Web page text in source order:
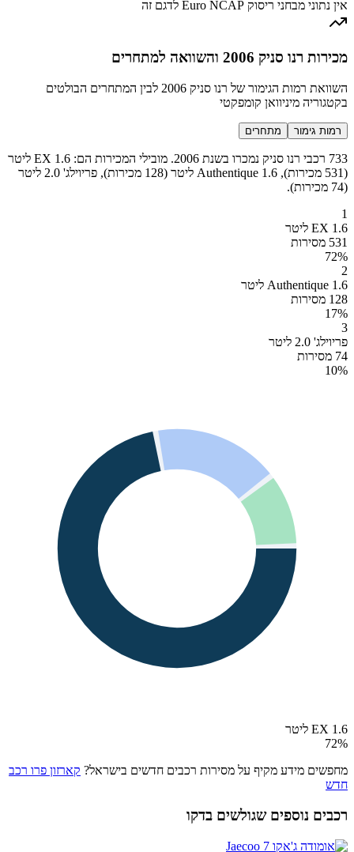
אין נתוני מבחני ריסוק Euro NCAP לדגם זה
מכירות רנו סניק 2006 והשוואה למתחרים
השוואת רמות הגימור של רנו סניק 2006 לבין המתחרים הבולטים
בקטגוריה מיניוואן קומפקטי
רמות גימור מתחרים
733 רכבי רנו סניק נמכרו בשנת 2006. מובילי המכירות הם: EX 1.6 ליטר
(531 מכירות), Authentique 1.6 ליטר (128 מכירות), פריוילג' 2.0 ליטר
(74 מכירות).
1
EX 1.6 ליטר
531 מסירות
72%
2
Authentique 1.6 ליטר
128 מסירות
17%
3
פריוילג' 2.0 ליטר
74 מסירות
10%
EX 1.6 ליטר
72%
מחפשים מידע מקיף על מסירות רכבים חדשים בישראל? קארזון פרו רכב
חדש
רכבים נוספים שגולשים בדקו